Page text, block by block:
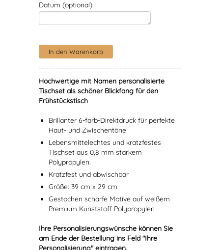
Datum (optional)
Hochwertige mit Namen personalisierte
Tischset als schöner Blickfang für den
Frühstückstisch
Brillanter 6-farb-Direktdruck für perfekte
Haut- und Zwischentöne
Lebensmittelechtes und kratzfestes
Tischset aus 0,8 mm starkem
Polypropylen.
Kratzfest und abwischbar
Größe: 39 cm x 29 cm
Gestochen scharfe Motive auf weißem
Premium Kunststoff Polypropylen
Ihre Personalisierungswünsche können Sie
am Ende der Bestellung ins Feld "Ihre
Personalisierung" eintragen.